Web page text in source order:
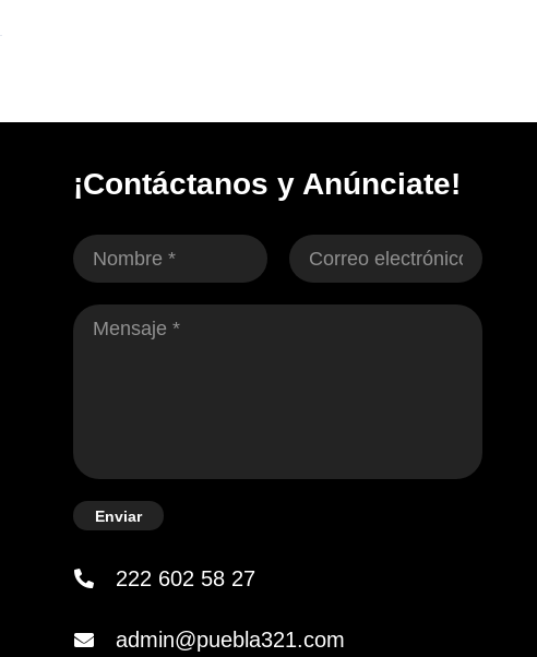
¡Contáctanos y Anúnciate!
Enviar
222 602 58 27
admin@puebla321.com